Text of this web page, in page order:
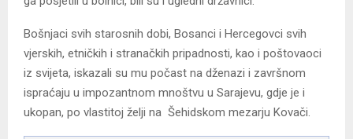
Bošnjaci svih starosnih dobi, Bosanci i Hercegovci svih
vjerskih, etničkih i stranačkih pripadnosti, kao i poštovaoci
iz svijeta, iskazali su mu počast na dženazi i završnom
ispraćaju u impozantnom mnoštvu u Sarajevu, gdje je i
ukopan, po vlastitoj želji na Šehidskom mezarju Kovači.